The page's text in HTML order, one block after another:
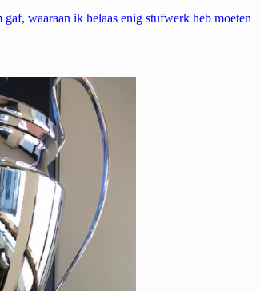
waaraan ik helaas enig stufwerk heb moeten